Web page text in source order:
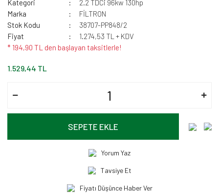
Kategori
2.2 TDCi 96kw 130hp
Marka
FİLTRON
Stok Kodu
38707-PP848/2
Fiyat
1.274,53 TL + KDV
* 194,90 TL den başlayan taksitlerle!
1.529,44 TL
SEPETE EKLE
Yorum Yaz
Tavsiye Et
Fiyatı Düşünce Haber Ver